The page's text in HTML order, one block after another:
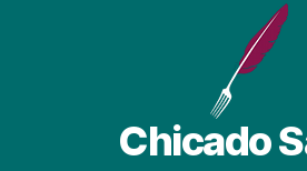
Chicado